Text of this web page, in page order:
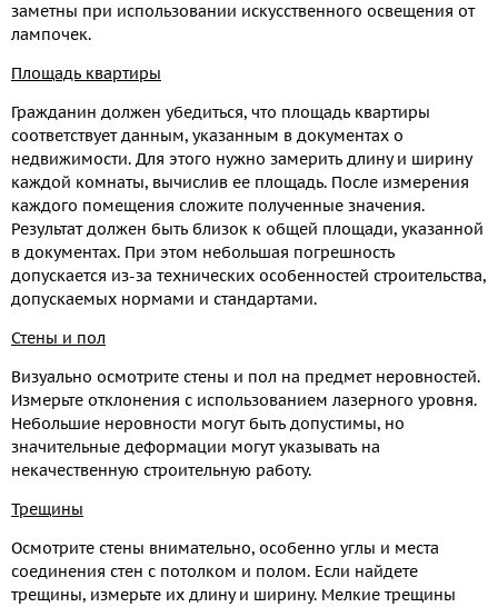
заметны при использовании искусственного освещения от
лампочек.
Площадь квартиры
Гражданин должен убедиться, что площадь квартиры
соответствует данным, указанным в документах о
недвижимости. Для этого нужно замерить длину и ширину
каждой комнаты, вычислив ее площадь. После измерения
каждого помещения сложите полученные значения.
Результат должен быть близок к общей площади, указанной
в документах. При этом небольшая погрешность
допускается из-за технических особенностей строительства,
допускаемых нормами и стандартами.
Стены и пол
Визуально осмотрите стены и пол на предмет неровностей.
Измерьте отклонения с использованием лазерного уровня.
Небольшие неровности могут быть допустимы, но
значительные деформации могут указывать на
некачественную строительную работу.
Трещины
Осмотрите стены внимательно, особенно углы и места
соединения стен с потолком и полом. Если найдете
трещины, измерьте их длину и ширину. Мелкие трещины